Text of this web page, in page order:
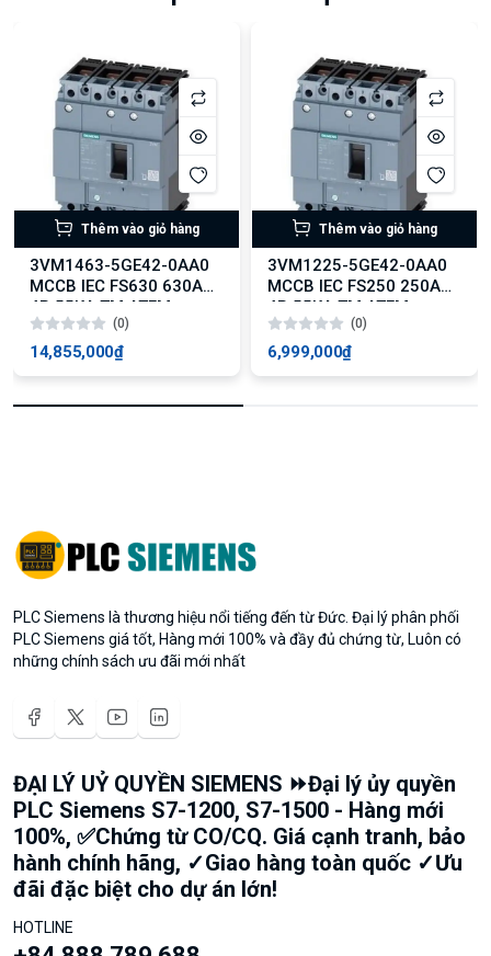
Thêm vào giỏ hàng
3VM1463-5GE42-0AA0
MCCB IEC FS630 630A
4P 55KA TM ATFM
(0)
14,855,000₫
Thêm vào giỏ hàng
3VM1225-5GE42-0AA0
MCCB IEC FS250 250A
4P 55KA TM ATFM
(0)
6,999,000₫
PLC Siemens là thương hiệu nổi tiếng đến từ Đức. Đại lý phân phối
PLC Siemens giá tốt, Hàng mới 100% và đầy đủ chứng từ, Luôn có
những chính sách ưu đãi mới nhất
ĐẠI LÝ UỶ QUYỀN SIEMENS ⏩Đại lý ủy quyền
PLC Siemens S7-1200, S7-1500 - Hàng mới
100%, ✅Chứng từ CO/CQ. Giá cạnh tranh, bảo
hành chính hãng, ✓Giao hàng toàn quốc ✓Ưu
đãi đặc biệt cho dự án lớn!
HOTLINE